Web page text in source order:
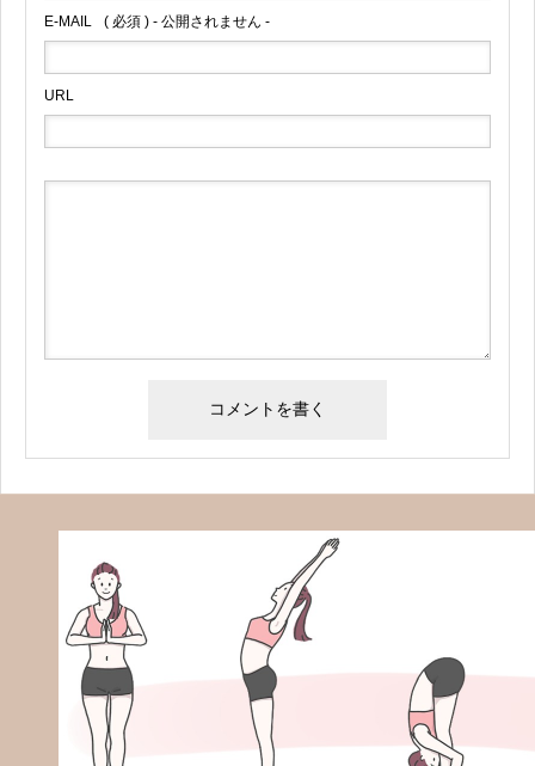
E-MAIL ( 必須 ) - 公開されません -
URL